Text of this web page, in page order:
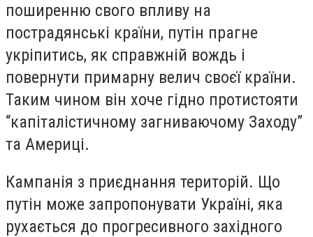
поширенню свого впливу на
пострадянські країни, путін прагне
укріпитись, як справжній вождь і
повернути примарну велич своєї країни.
Таким чином він хоче гідно протистояти
“капіталістичному загниваючому Заходу”
та Америці.
Кампанія з приєднання територій. Що
путін може запропонувати Україні, яка
рухається до прогресивного західного